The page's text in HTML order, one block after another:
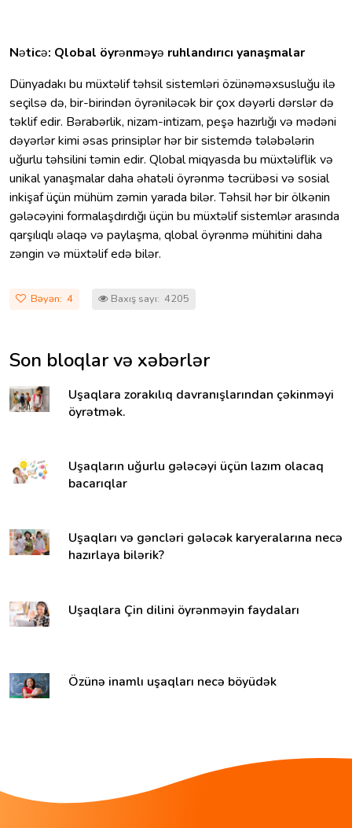
Nəticə: Qlobal öyrənməyə ruhlandırıcı yanaşmalar
Dünyadakı bu müxtəlif təhsil sistemləri özünəməxsusluğu ilə
seçilsə də, bir-birindən öyrəniləcək bir çox dəyərli dərslər də
təklif edir. Bərabərlik, nizam-intizam, peşə hazırlığı və mədəni
dəyərlər kimi əsas prinsiplər hər bir sistemdə tələbələrin
uğurlu təhsilini təmin edir. Qlobal miqyasda bu müxtəliflik və
unikal yanaşmalar daha əhatəli öyrənmə təcrübəsi və sosial
inkişaf üçün mühüm zəmin yarada bilər. Təhsil hər bir ölkənin
gələcəyini formalaşdırdığı üçün bu müxtəlif sistemlər arasında
qarşılıqlı əlaqə və paylaşma, qlobal öyrənmə mühitini daha
zəngin və müxtəlif edə bilər.
Bəyən: 4 Baxış sayı: 4205
Son bloqlar və xəbərlər
Uşaqlara zorakılıq davranışlarından çəkinməyi
öyrətmək.
Uşaqların uğurlu gələcəyi üçün lazım olacaq
bacarıqlar
Uşaqları və gəncləri gələcək karyeralarına necə
hazırlaya bilərik?
Uşaqlara Çin dilini öyrənməyin faydaları
Özünə inamlı uşaqları necə böyüdək